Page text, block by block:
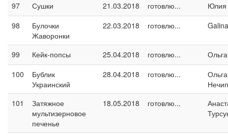
97 Сушки 21.03.2018 готовлю...
Юлия
98
Булочки
Жаворонки
22.03.2018 готовлю...
99 Кейк-попсы 25.04.2018 готовлю...
100
Бублик
Украинский
28.04.2018 готовлю...
Ольга
101
Затяжное
мультизерновое
печенье
18.05.2018 готовлю...